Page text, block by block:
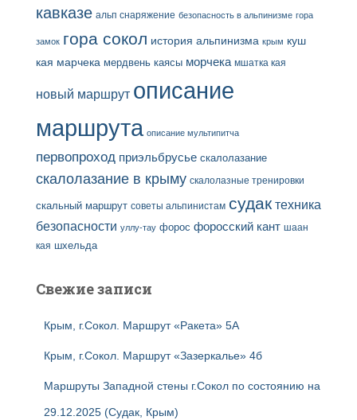
кавказе альп снаряжение безопасность в альпинизме гора
замок гора сокол история альпинизма крым куш
кая марчека мердвень каясы морчека мшатка кая
новый маршрут описание
маршрута описание мультипитча
первопроход приэльбрусье скалолазание
скалолазание в крыму скалолазные тренировки
скальный маршрут советы альпинистам судак техника
безопасности уллу-тау форос форосский кант шаан
кая шхельда
Свежие записи
Крым, г.Сокол. Маршрут «Ракета» 5А
Крым, г.Сокол. Маршрут «Зазеркалье» 4б
Маршруты Западной стены г.Сокол по состоянию на
29.12.2025 (Судак, Крым)